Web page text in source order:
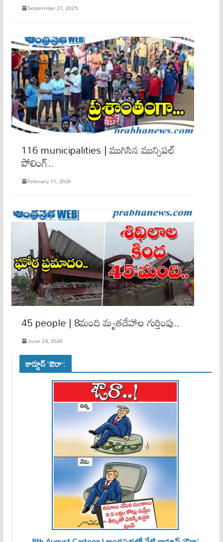
September 27, 2025
116 municipalities | ముగిసిన మున్సిపల్
పోలింగ్..
February 11, 2026
45 people | 8మంది మృతదేహాల గుర్తింపు..
June 24, 2026
కార్టూన్ ‘ఔరా’: